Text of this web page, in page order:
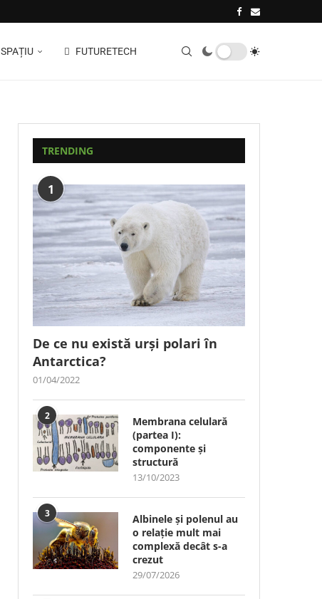
SPAȚIU FUTURETECH
TRENDING
1
De ce nu există urși polari în
Antarctica?
01/04/2022
2
Membrana celulară
(partea I):
componente și
structură
13/10/2023
3
Albinele și polenul au
o relație mult mai
complexă decât s-a
crezut
29/07/2026